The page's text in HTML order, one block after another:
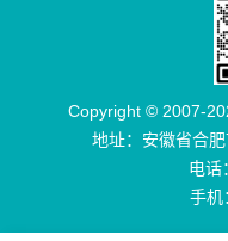
Copyright © 2007-
地址：安徽省合
电话
手机